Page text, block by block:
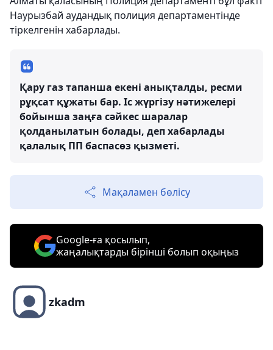
Наурызбай аудандық полиция департаментінде
тіркелгенін хабарлады.
Қару газ тапанша екені анықталды, ресми
рұқсат құжаты бар. Іс жүргізу нәтижелері
бойынша заңға сәйкес шаралар
қолданылатын болады, деп хабарлады
қалалық ПП баспасөз қызметі.
Мақаламен бөлісу
Google-ға қосылып,
жаңалықтарды бірінші болып оқыңыз
zkadm